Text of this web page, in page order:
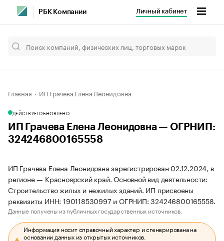
РБК Компании Личный кабинет
Главная ИП Грачева Елена Леонидовна
ДЕЙСТВУЕТОБНОВЛЕНО
ИП Грачева Елена Леонидовна — ОГРНИП:
324246800165558
ИП Грачева Елена Леонидовна зарегистрирован 02.12.2024, в
регионе — Красноярский край. Основной вид деятельности:
Строительство жилых и нежилых зданий. ИП присвоены
реквизиты ИНН: 190118530997 и ОГРНИП: 324246800165558.
Данные получены из публичных государственных источников.
Информация носит справочный характер и сгенерирована на
основании данных из открытых источников.